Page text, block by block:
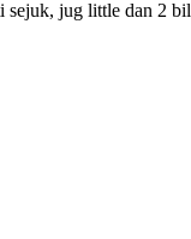
jug little dan 2